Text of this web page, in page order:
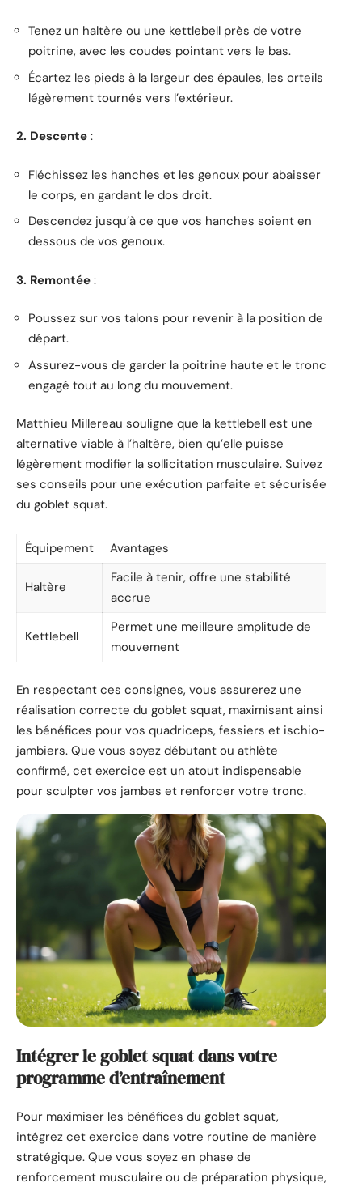
Tenez un haltère ou une kettlebell près de votre
poitrine, avec les coudes pointant vers le bas.
Écartez les pieds à la largeur des épaules, les orteils
légèrement tournés vers l’extérieur.
2. Descente :
Fléchissez les hanches et les genoux pour abaisser
le corps, en gardant le dos droit.
Descendez jusqu’à ce que vos hanches soient en
dessous de vos genoux.
3. Remontée :
Poussez sur vos talons pour revenir à la position de
départ.
Assurez-vous de garder la poitrine haute et le tronc
engagé tout au long du mouvement.
Matthieu Millereau souligne que la kettlebell est une
alternative viable à l’haltère, bien qu’elle puisse
légèrement modifier la sollicitation musculaire. Suivez
ses conseils pour une exécution parfaite et sécurisée
du goblet squat.
Équipement Avantages
Haltère
Facile à tenir, offre une stabilité
accrue
Kettlebell
Permet une meilleure amplitude de
mouvement
En respectant ces consignes, vous assurerez une
réalisation correcte du goblet squat, maximisant ainsi
les bénéfices pour vos quadriceps, fessiers et ischio-
jambiers. Que vous soyez débutant ou athlète
confirmé, cet exercice est un atout indispensable
pour sculpter vos jambes et renforcer votre tronc.
Intégrer le goblet squat dans votre
programme d’entraînement
Pour maximiser les bénéfices du goblet squat,
intégrez cet exercice dans votre routine de manière
stratégique. Que vous soyez en phase de
renforcement musculaire ou de préparation physique,